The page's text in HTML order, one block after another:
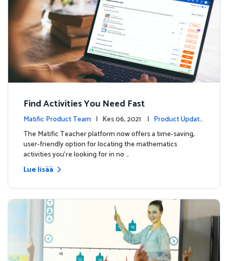
Find Activities You Need Fast
Matific Product Team | Kes 06, 2021 | Product Update
s
The Matific Teacher platform now offers a time-saving,
user-friendly option for locating the mathematics
activities you're looking for in no …
Lue lisää